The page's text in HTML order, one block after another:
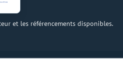
et les référencements disponibles.